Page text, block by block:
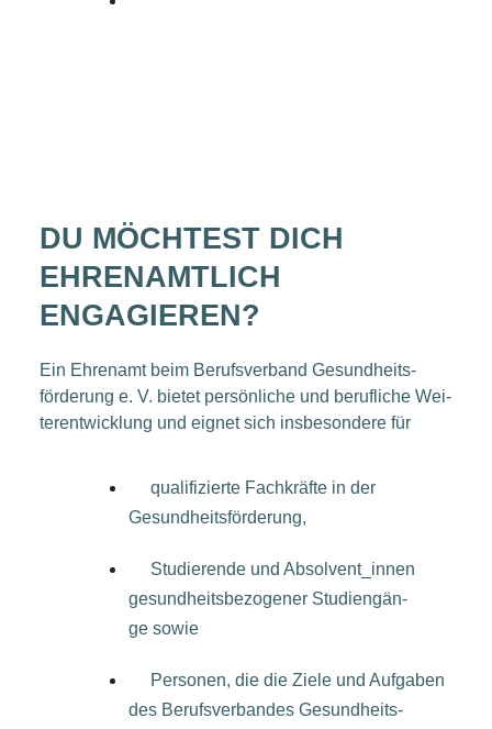
DU MÖCH­TEST DICH
EHREN­AMT­LICH
ENGAGIEREN?
Ein Ehren­amt beim Berufs­ver­band Gesund­heits­
förderung e. V. bie­tet per­sön­li­che und beruf­li­che Wei­
ter­ent­wick­lung und eig­net sich ins­be­son­de­re für
qua­li­fi­zier­te Fach­kräf­te in der
Gesundheitsförderung,
Stu­die­ren­de und Absolvent_innen
gesund­heits­be­zo­ge­ner Stu­di­en­gän­
ge sowie
Per­so­nen, die die Zie­le und Auf­ga­ben
des Berufs­ver­ban­des Gesund­heits­